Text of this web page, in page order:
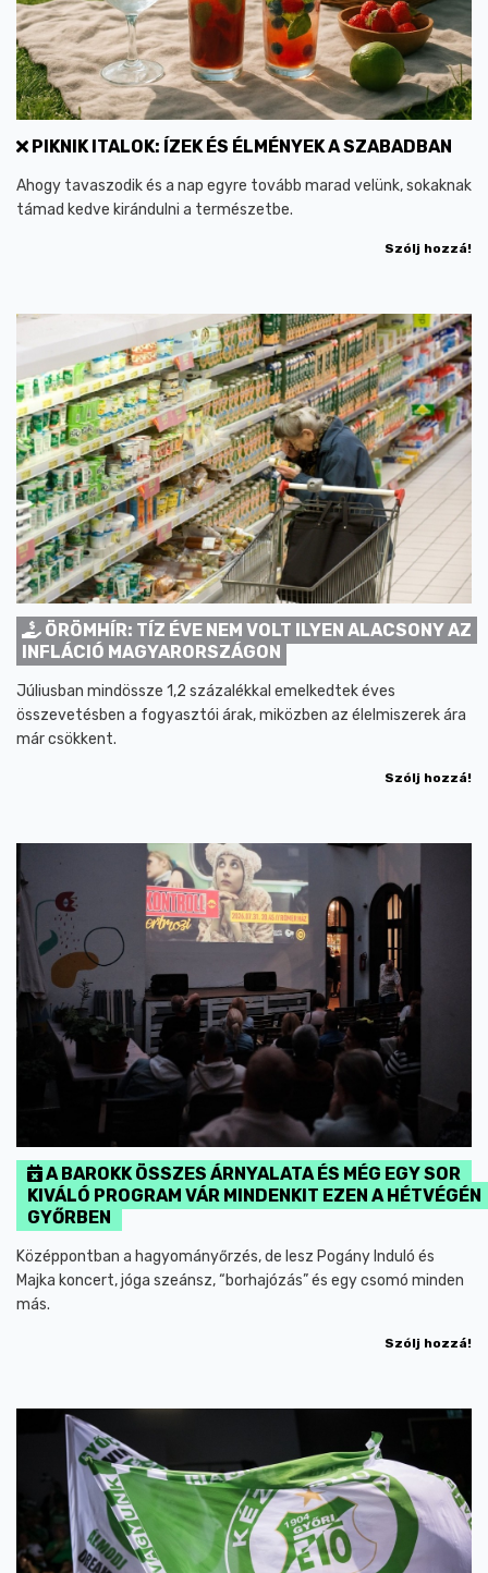
PIKNIK ITALOK: ÍZEK ÉS ÉLMÉNYEK A SZABADBAN
Ahogy tavaszodik és a nap egyre tovább marad velünk, sokaknak
támad kedve kirándulni a természetbe.
Szólj hozzá!
ÖRÖMHÍR: TÍZ ÉVE NEM VOLT ILYEN ALACSONY AZ
INFLÁCIÓ MAGYARORSZÁGON
Júliusban mindössze 1,2 százalékkal emelkedtek éves
összevetésben a fogyasztói árak, miközben az élelmiszerek ára
már csökkent.
Szólj hozzá!
A BAROKK ÖSSZES ÁRNYALATA ÉS MÉG EGY SOR
KIVÁLÓ PROGRAM VÁR MINDENKIT EZEN A HÉTVÉGÉN
GYŐRBEN
Középpontban a hagyományőrzés, de lesz Pogány Induló és
Majka koncert, jóga szeánsz, “borhajózás” és egy csomó minden
más.
Szólj hozzá!